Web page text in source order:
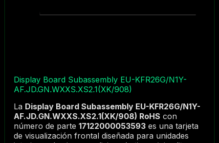
Display Board Subassembly EU-KFR26G/N1Y-
AF.JD.GN.WXXS.XS2.1(XK/908)
La Display Board Subassembly EU-KFR26G/N1Y-
AF.JD.GN.WXXS.XS2.1(XK/908) RoHS con
número de parte 17122000053593es una tarjeta
de visualización frontal diseñada para unidades